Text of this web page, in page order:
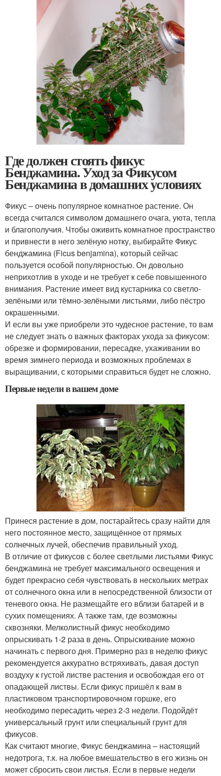
Где должен стоять фикус
Бенджамина. Уход за Фикусом
Бенджамина в домашних условиях
Фикус ‒ очень популярное комнатное растение. Он
всегда считался символом домашнего очага, уюта, тепла
и благополучия. Чтобы оживить комнатное пространство
и привнести в него зелёную нотку, выбирайте Фикус
бенджамина (Ficus benjamina), который сейчас
пользуется особой популярностью. Он довольно
неприхотлив в уходе и не требует к себе повышенного
внимания. Растение имеет вид кустарника со светло-
зелёными или тёмно-зелёными листьями, либо пёстро
окрашенными.
И если вы уже приобрели это чудесное растение, то вам
не следует знать о важных факторах ухода за фикусом:
обрезке и формировании, пересадке, ухаживании во
время зимнего периода и возможных проблемах в
выращивании, с которыми справиться будет не сложно.
Первые недели в вашем доме
Принеся растение в дом, постарайтесь сразу найти для
него постоянное место, защищённое от прямых
солнечных лучей, обеспечив правильный уход.
В отличие от фикусов с более светлыми листьями Фикус
бенджамина не требует максимального освещения и
будет прекрасно себя чувствовать в нескольких метрах
от солнечного окна или в непосредственной близости от
теневого окна. Не размещайте его вблизи батарей и в
сухих помещениях. А также там, где возможны
сквозняки. Мелколистный фикус необходимо
опрыскивать 1-2 раза в день. Опрыскивание можно
начинать с первого дня. Примерно раз в неделю фикус
рекомендуется аккуратно встряхивать, давая доступ
воздуху к густой листве растения и освобождая его от
опадающей листвы. Если фикус пришёл к вам в
пластиковом транспортировочном горшке, его
необходимо пересадить через 2-3 недели. Подойдёт
универсальный грунт или специальный грунт для
фикусов.
Как считают многие, Фикус бенджамина ‒ настоящий
недотрога, т.к. на любое вмешательство в его жизнь он
может сбросить свои листья. Если в первые недели